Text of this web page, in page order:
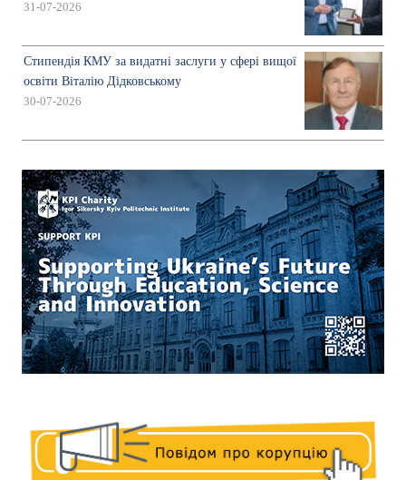
31-07-2026
Стипендія КМУ за видатні заслуги у сфері вищої
освіти Віталію Дідковському
30-07-2026